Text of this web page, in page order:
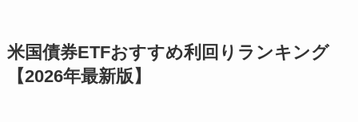
米国債券ETFおすすめ利回りランキング
【2026年最新版】